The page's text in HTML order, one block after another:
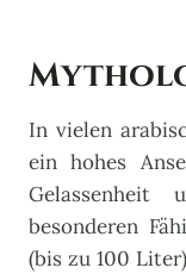
In vielen
ein hohes
besonderen
(bis zu 100